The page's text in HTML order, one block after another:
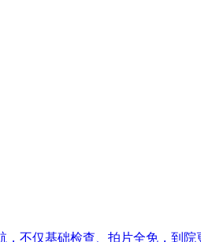
不仅基础检查、拍片全免，到院